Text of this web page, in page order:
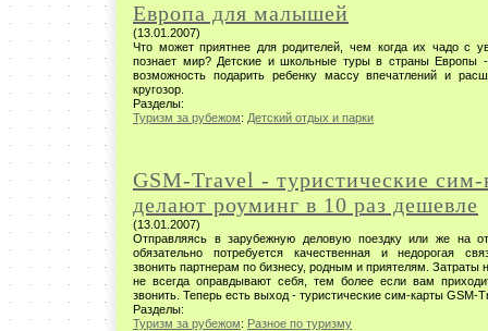
Европа для малышей
(13.01.2007)
Что может приятнее для родителей, чем когда их чадо с
познает мир? Детские и школьные туры в страны Европы -
возможность подарить ребенку массу впечатлений и
кругозор.
Разделы:
Туризм за рубежом: Детский отдых и парки
GSM-Travel - туристические
делают роуминг в 10 раз дешевле
(13.01.2007)
Отправляясь в зарубежную деловую поездку или же на
обязательно потребуется качественная и недорогая
звонить партнерам по бизнесу, родным и приятелям. Затраты
не всегда оправдывают себя, тем более если вам
звонить. Теперь есть выход - туристические сим-карты GSM-
Разделы:
Туризм за рубежом: Разное по туризму